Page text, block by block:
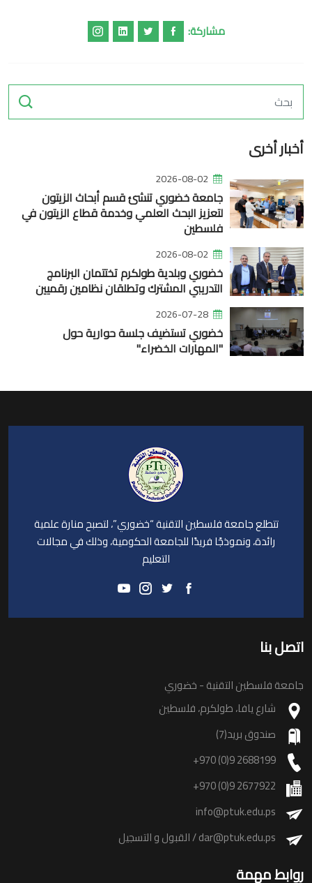
مشاركة:
أخبار أخرى
2026-08-02
جامعة خضوري تنشئ قسم أبحاث الزيتون
لتعزيز البحث العلمي وخدمة قطاع الزيتون في
فلسطين
2026-08-02
خضوري وبلدية طولكرم تختتمان البرنامج
التدريبي المشترك وتطلقان نظامين رقميين
2026-07-28
خضوري تستضيف جلسة حوارية حول
"المهارات الخضراء"
تتطلع جامعة فلسطين التقنية “خضوري”، لتصبح منارة علمية
رائدة، ونموذجًا فريدًا للجامعة الحكومية، وذلك في مجالات
التعليم
اتصل بنا
جامعة فلسطين التقنية - خضوري
شارع يافا، طولكرم، فلسطين
صندوق بريد(7)
+970 (0)9 2688199
+970 (0)9 2677922
info@ptuk.edu.ps
dar@ptuk.edu.ps/ القبول و التسجيل
روابط مهمة